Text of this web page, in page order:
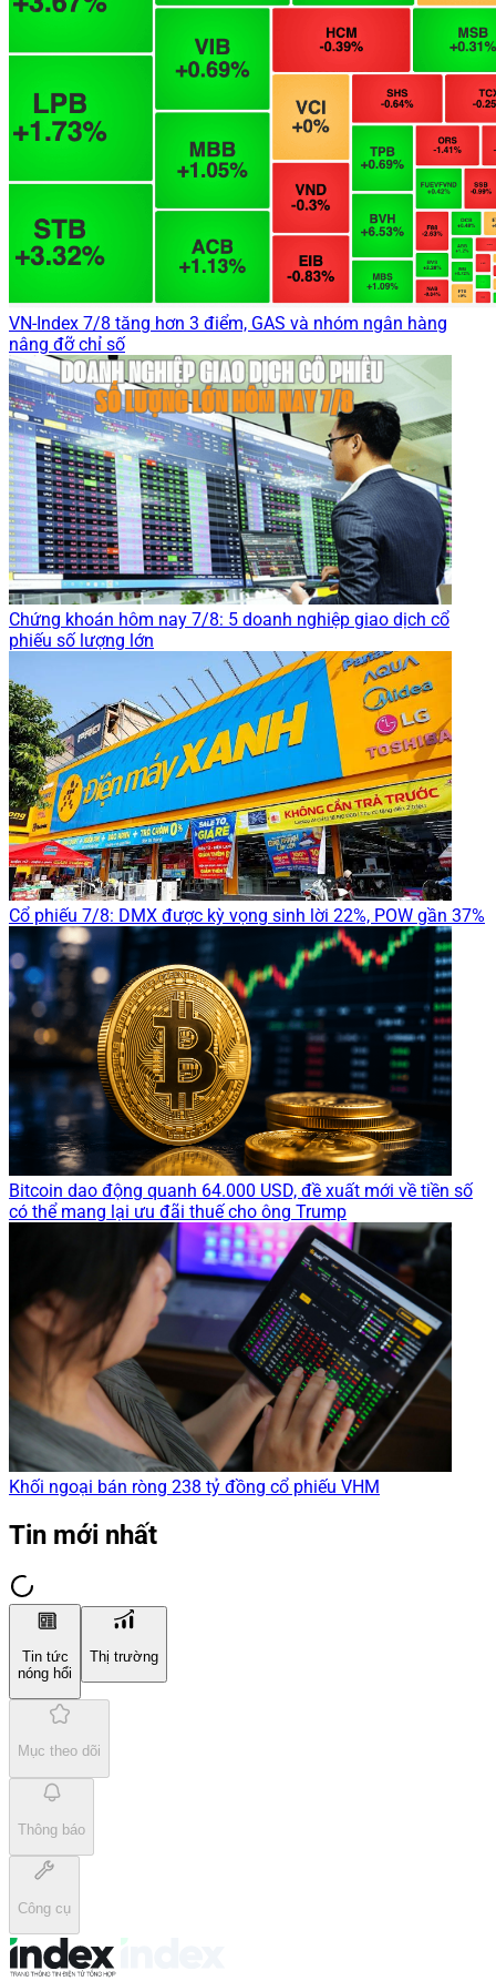
VN-Index 7/8 tăng hơn 3 điểm, GAS và nhóm ngân hàng
nâng đỡ chỉ số
Chứng khoán hôm nay 7/8: 5 doanh nghiệp giao dịch cổ
phiếu số lượng lớn
Cổ phiếu 7/8: DMX được kỳ vọng sinh lời 22%, POW gần 37%
Bitcoin dao động quanh 64.000 USD, đề xuất mới về tiền số
có thể mang lại ưu đãi thuế cho ông Trump
Khối ngoại bán ròng 238 tỷ đồng cổ phiếu VHM
Tin mới nhất
Tin tức
nóng hổi
Thị trường
Mục theo dõi
Thông báo
Công cụ